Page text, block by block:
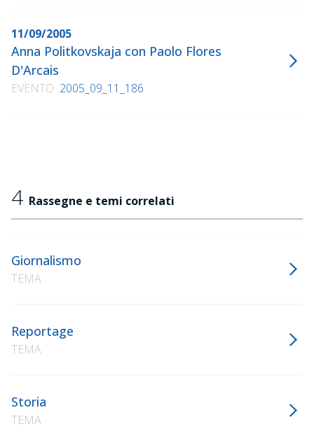
11/09/2005
Anna Politkovskaja con Paolo Flores
D'Arcais
EVENTO 2005_09_11_186
4 Rassegne e temi correlati
Giornalismo
TEMA
Reportage
TEMA
Storia
TEMA